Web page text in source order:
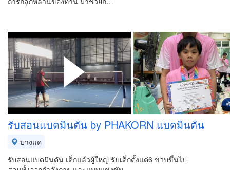
รับสอนแบดมินตัน by PHAKORN แบดมินตัน
บางแค
รับสอนแบดมินตัน เด็กแล้วผู้ใหญ่ รับเด็กตั้งแต่6 ขวบขึ้นไป